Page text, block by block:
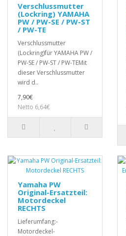
Verschlussmutter
(Lockring) YAMAHA
PW / PW-SE / PW-ST
/ PW-TE
Verschlussmutter
(Lockring)für YAMAHA PW /
PW-SE / PW-ST / PW-TEMit
dieser Verschlussmutter
wird d..
7,90€
Netto 6,64€
Yamaha PW
Original-Ersatzteil:
Motordeckel
RECHTS
Lieferumfang:-
Motordeckel-